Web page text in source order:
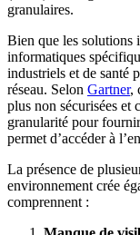
granulaires.
Bien que les solutions
informatiques
industriels et de santé
réseau. Selon Gartner,
plus non sécurisées et
granularité pour
permet d’accéder à
La présence de
environnement crée
comprennent :